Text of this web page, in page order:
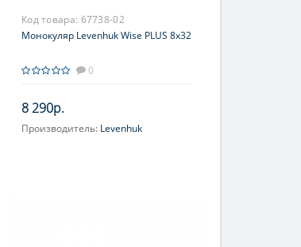
Код товара: 67738-02
Монокуляр Levenhuk Wise PLUS 8x32
0
8 290р.
Производитель: Levenhuk